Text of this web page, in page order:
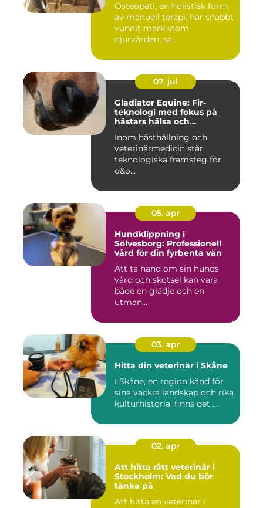
Osteopati, en holistisk form
av manuell terapi, har snabbt
vunnit mark inom
djurvården, sä...
07. jul
Gladiator Equine: Fir-
teknologi med fokus på
hästars hälsa och
Inom hästhållning och
veterinärmedicin står
teknologiska framsteg för
d&o...
05. apr
Hundklippning i
Sölvesborg: Professionell
vård för din fyrbenta vän
Att ta hand om sin hunds
vård och skötsel kan vara
både en glädje och en
utman...
03. apr
Hitta din veterinär i Skåne
I Skåne, en region känd för
sina vackra landskap och rika
kulturhistoria, finns det ...
02. apr
Att hitta rätt veterinär i
Stockholm: Vad du bör
tänka på
Att hitta en veterinär i